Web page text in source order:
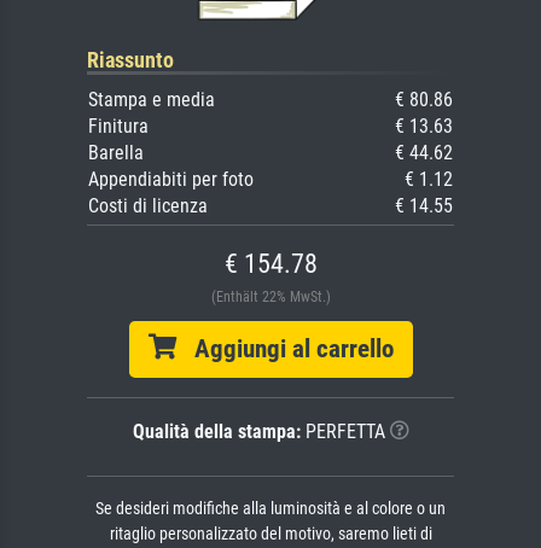
Riassunto
Stampa e media
€ 80.86
Finitura
€ 13.63
Barella
€ 44.62
Appendiabiti per foto
€ 1.12
Costi di licenza
€ 14.55
€ 154.78
(Enthält 22% MwSt.)
Aggiungi al carrello
Qualità della stampa:PERFETTA
Se desideri modifiche alla luminosità e al colore o un
ritaglio personalizzato del motivo, saremo lieti di